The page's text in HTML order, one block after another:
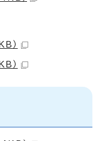
）
）